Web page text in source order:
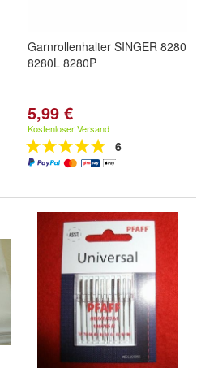
Garnrollenhalter SINGER 8280
8280L 8280P
5,99 €
Kostenloser Versand
6